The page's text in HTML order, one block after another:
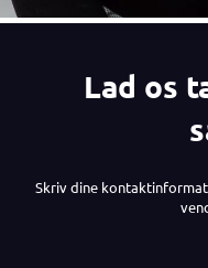
Lad os
Skriv dine